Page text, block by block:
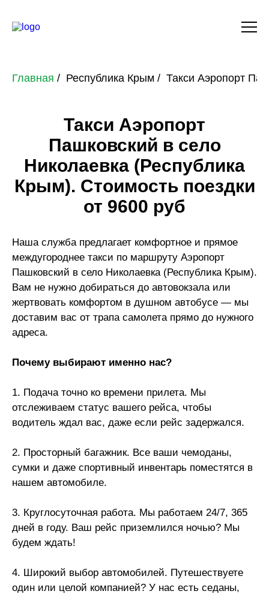
Главная Республика Крым Такси Аэропорт
Такси Аэропорт
Пашковский в село
Николаевка (Республика
Крым). Стоимость поездки
от 9600 руб
Наша служба предлагает комфортное и прямое
междугороднее такси по маршруту Аэропорт
Пашковский в село Николаевка (Республика Крым).
Вам не нужно добираться до автовокзала или
жертвовать комфортом в душном автобусе — мы
доставим вас от трапа самолета прямо до нужного
адреса.
Почему выбирают именно нас?
1. Подача точно ко времени прилета. Мы
отслеживаем статус вашего рейса, чтобы
водитель ждал вас, даже если рейс задержался.
2. Просторный багажник. Все ваши чемоданы,
сумки и даже спортивный инвентарь поместятся в
нашем автомобиле.
3. Круглосуточная работа. Мы работаем 24/7, 365
дней в году. Ваш рейс приземлился ночью? Мы
будем ждать!
4. Широкий выбор автомобилей. Путешествуете
один или целой компанией? У нас есть седаны,